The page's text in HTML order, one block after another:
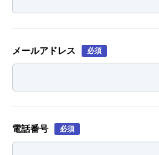
メールアドレス 必須
電話番号 必須